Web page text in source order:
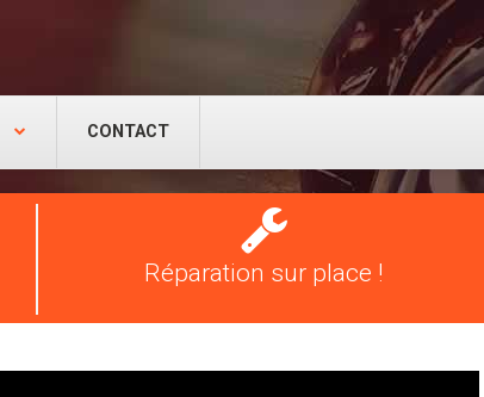
CONTACT
Réparation
pneus
Réparation sur place !